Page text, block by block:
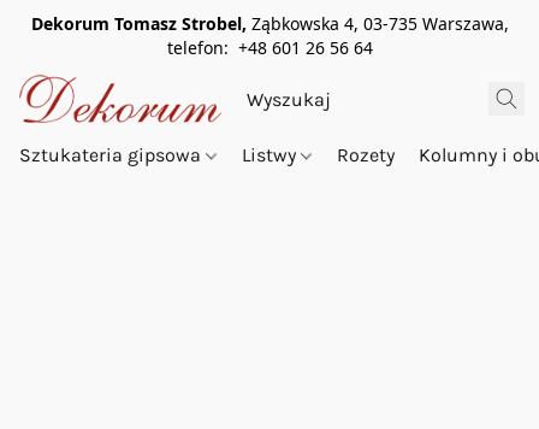
Dekorum Tomasz Strobel, Ząbkowska 4, 03-735 Warszawa,
telefon: +48 601 26 56 64
Sztukateria gipsowa Listwy Rozety Kolumny i